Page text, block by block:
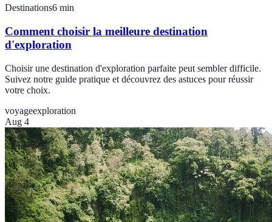
Destinations6 min
Comment choisir la meilleure destination
d'exploration
Choisir une destination d'exploration parfaite peut sembler difficile.
Suivez notre guide pratique et découvrez des astuces pour réussir
votre choix.
voyageexploration
Aug 4